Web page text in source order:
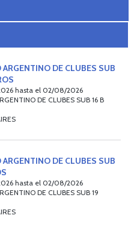
ARGENTINO DE CLUBES SUB
hasta el 02/08/2026
DE CLUBES SUB 16 B
ARGENTINO DE CLUBES SUB
hasta el 02/08/2026
DE CLUBES SUB 19